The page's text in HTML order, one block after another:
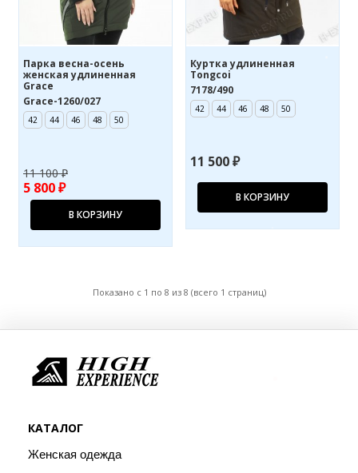
Парка весна-осень
женская удлиненная
Grace
Grace-1260/027
42 44 46 48 50
11 100 ₽
5 800 ₽
В КОРЗИНУ
Куртка удлиненная
Tongcoi
7178/490
42 44 46 48 50
11 500 ₽
В КОРЗИНУ
Показано с 1 по 8 из 8 (всего 1 страниц)
КАТАЛОГ
Женская одежда